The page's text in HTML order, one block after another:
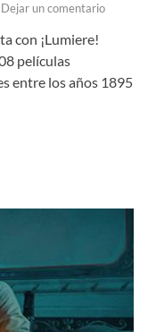
Dejar un comentario
con ¡Lumiere!
películas
entre los años 1895